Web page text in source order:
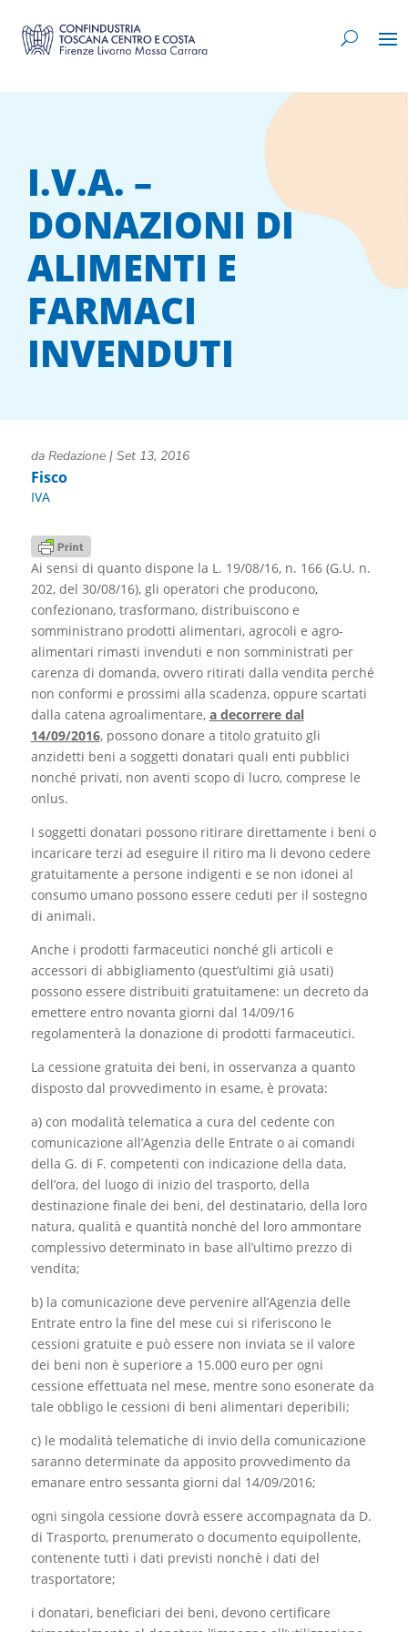
I.V.A. –
DONAZIONI DI
ALIMENTI E
FARMACI
INVENDUTI
da Redazione| Set 13, 2016
Fisco
IVA
Ai sensi di quanto dispone la L. 19/08/16, n. 166 (G.U. n.
202, del 30/08/16), gli operatori che producono,
confezionano, trasformano, distribuiscono e
somministrano prodotti alimentari, agrocoli e agro-
alimentari rimasti invenduti e non somministrati per
carenza di domanda, ovvero ritirati dalla vendita perché
non conformi e prossimi alla scadenza, oppure scartati
dalla catena agroalimentare, a decorrere dal
14/09/2016, possono donare a titolo gratuito gli
anzidetti beni a soggetti donatari quali enti pubblici
nonché privati, non aventi scopo di lucro, comprese le
onlus.
I soggetti donatari possono ritirare direttamente i beni o
incaricare terzi ad eseguire il ritiro ma li devono cedere
gratuitamente a persone indigenti e se non idonei al
consumo umano possono essere ceduti per il sostegno
di animali.
Anche i prodotti farmaceutici nonché gli articoli e
accessori di abbigliamento (quest’ultimi già usati)
possono essere distribuiti gratuitamene: un decreto da
emettere entro novanta giorni dal 14/09/16
regolamenterà la donazione di prodotti farmaceutici.
La cessione gratuita dei beni, in osservanza a quanto
disposto dal provvedimento in esame, è provata:
a) con modalità telematica a cura del cedente con
comunicazione all’Agenzia delle Entrate o ai comandi
della G. di F. competenti con indicazione della data,
dell’ora, del luogo di inizio del trasporto, della
destinazione finale dei beni, del destinatario, della loro
natura, qualità e quantità nonchè del loro ammontare
complessivo determinato in base all’ultimo prezzo di
vendita;
b) la comunicazione deve pervenire all’Agenzia delle
Entrate entro la fine del mese cui si riferiscono le
cessioni gratuite e può essere non inviata se il valore
dei beni non è superiore a 15.000 euro per ogni
cessione effettuata nel mese, mentre sono esonerate da
tale obbligo le cessioni di beni alimentari deperibili;
c) le modalità telematiche di invio della comunicazione
saranno determinate da apposito provvedimento da
emanare entro sessanta giorni dal 14/09/2016;
ogni singola cessione dovrà essere accompagnata da D.
di Trasporto, prenumerato o documento equipollente,
contenente tutti i dati previsti nonchè i dati del
trasportatore;
i donatari, beneficiari dei beni, devono certificare